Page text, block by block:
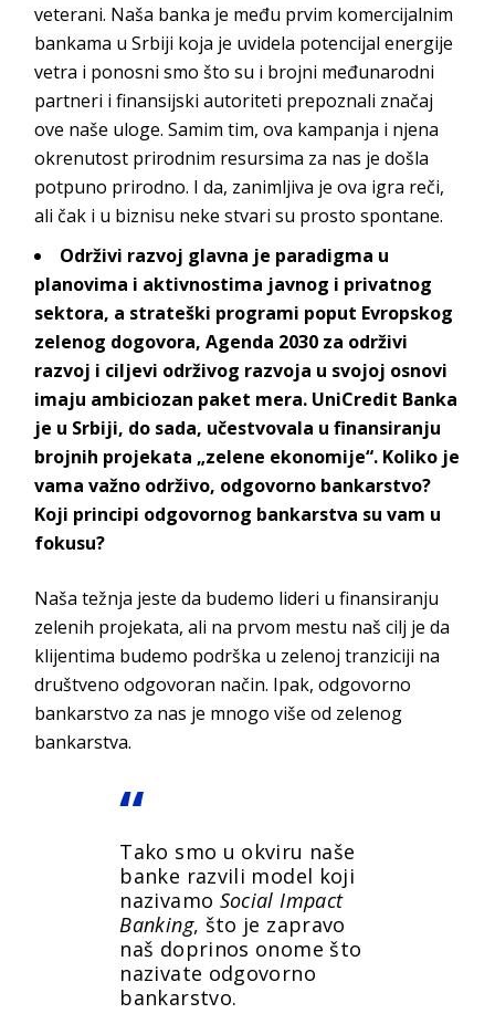
veterani. Naša banka je među prvim komercijalnim
bankama u Srbiji koja je uvidela potencijal energije
vetra i ponosni smo što su i brojni međunarodni
partneri i finansijski autoriteti prepoznali značaj
ove naše uloge. Samim tim, ova kampanja i njena
okrenutost prirodnim resursima za nas je došla
potpuno prirodno. I da, zanimljiva je ova igra reči,
ali čak i u biznisu neke stvari su prosto spontane.
Održivi razvoj glavna je paradigma u
planovima i aktivnostima javnog i privatnog
sektora, a strateški programi poput Evropskog
zelenog dogovora, Agenda 2030 za održivi
razvoj i ciljevi održivog razvoja u svojoj osnovi
imaju ambiciozan paket mera. UniCredit Banka
je u Srbiji, do sada, učestvovala u finansiranju
brojnih projekata „zelene ekonomije“. Koliko je
vama važno održivo, odgovorno bankarstvo?
Koji principi odgovornog bankarstva su vam u
fokusu?
Naša težnja jeste da budemo lideri u finansiranju
zelenih projekata, ali na prvom mestu naš cilj je da
klijentima budemo podrška u zelenoj tranziciji na
društveno odgovoran način. Ipak, odgovorno
bankarstvo za nas je mnogo više od zelenog
bankarstva.
Tako smo u okviru naše
banke razvili model koji
nazivamo Social Impact
Banking, što je zapravo
naš doprinos onome što
nazivate odgovorno
bankarstvo.